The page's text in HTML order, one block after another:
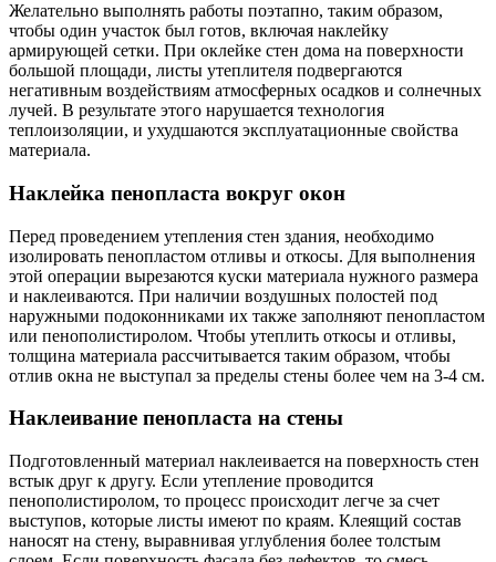
Желательно выполнять работы поэтапно, таким образом,
чтобы один участок был готов, включая наклейку
армирующей сетки. При оклейке стен дома на поверхности
большой площади, листы утеплителя подвергаются
негативным воздействиям атмосферных осадков и солнечных
лучей. В результате этого нарушается технология
теплоизоляции, и ухудшаются эксплуатационные свойства
материала.
Наклейка пенопласта вокруг окон
Перед проведением утепления стен здания, необходимо
изолировать пенопластом отливы и откосы. Для выполнения
этой операции вырезаются куски материала нужного размера
и наклеиваются. При наличии воздушных полостей под
наружными подоконниками их также заполняют пенопластом
или пенополистиролом. Чтобы утеплить откосы и отливы,
толщина материала рассчитывается таким образом, чтобы
отлив окна не выступал за пределы стены более чем на 3-4 см.
Наклеивание пенопласта на стены
Подготовленный материал наклеивается на поверхность стен
встык друг к другу. Если утепление проводится
пенополистиролом, то процесс происходит легче за счет
выступов, которые листы имеют по краям. Клеящий состав
наносят на стену, выравнивая углубления более толстым